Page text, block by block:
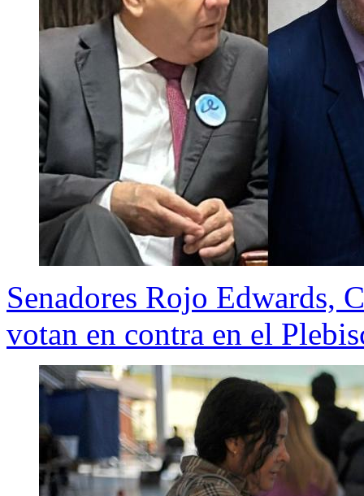
Senadores Rojo Edwards,
votan en contra en el